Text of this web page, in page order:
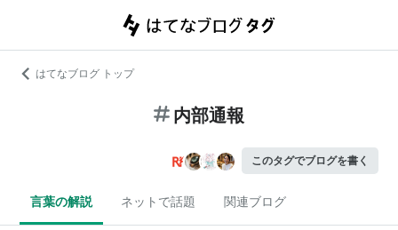
はてなブログ トップ
内部通報
このタグでブログを書く
言葉の解説 ネットで話題 関連ブログ